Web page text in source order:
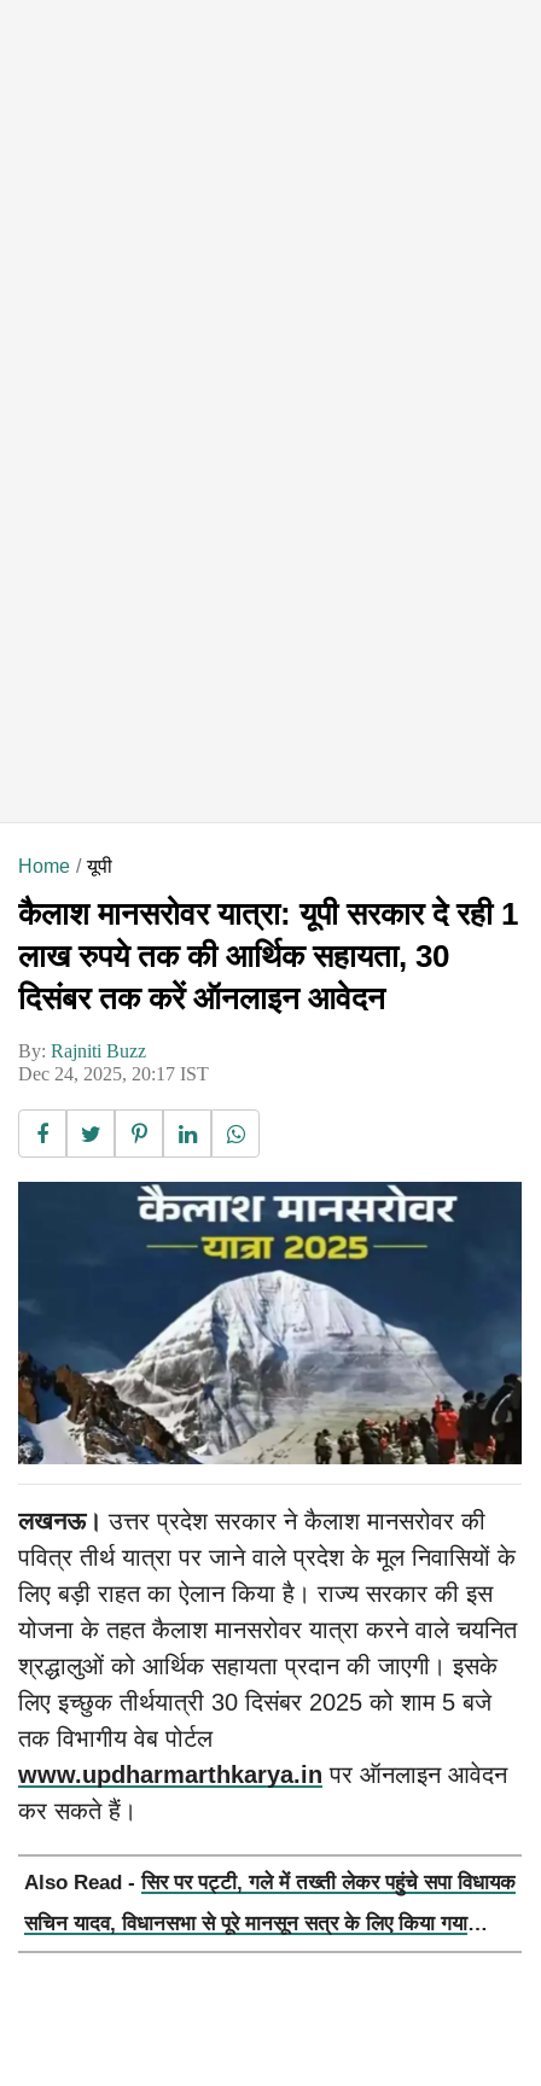
Home यूपी
कैलाश मानसरोवर यात्रा: यूपी सरकार दे रही 1
लाख रुपये तक की आर्थिक सहायता, 30
दिसंबर तक करें ऑनलाइन आवेदन
By: Rajniti Buzz
Dec 24, 2025, 20:17 IST
लखनऊ। उत्तर प्रदेश सरकार ने कैलाश मानसरोवर की
पवित्र तीर्थ यात्रा पर जाने वाले प्रदेश के मूल निवासियों के
लिए बड़ी राहत का ऐलान किया है। राज्य सरकार की इस
योजना के तहत कैलाश मानसरोवर यात्रा करने वाले चयनित
श्रद्धालुओं को आर्थिक सहायता प्रदान की जाएगी। इसके
लिए इच्छुक तीर्थयात्री 30 दिसंबर 2025 को शाम 5 बजे
तक विभागीय वेब पोर्टल
www.updharmarthkarya.in पर ऑनलाइन आवेदन
कर सकते हैं।
Also Read -सिर पर पट्टी, गले में तख्ती लेकर पहुंचे सपा विधायक
सचिन यादव, विधानसभा से पूरे मानसून सत्र के लिए किया गया